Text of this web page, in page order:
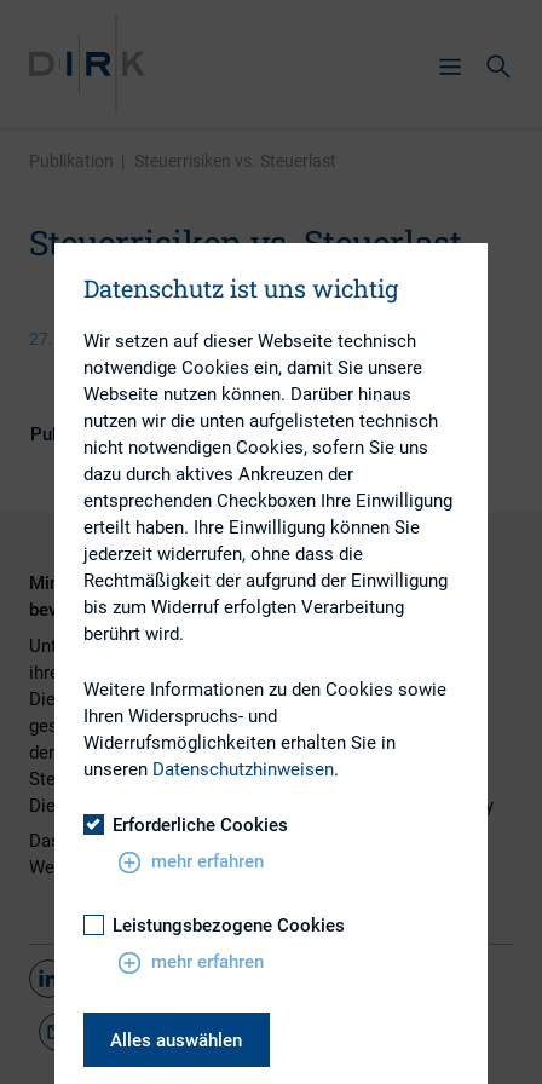
Publikation | Steuerrisiken vs. Steuerlast
Steuerrisiken vs. Steuerlast
27. Januar 2017
Publikationsform Externe Publikationen
Minimierung von Steuerrisiken gegenüber Steuerlast
bevorzugt
Unternehmen fokussieren sich mehr auf die Minimierung
ihrer Steuerrisiken anstelle ihre Steuerlast zu senken.
Dieses Vorgehen ergibt sich aus den strengeren
gesetzlichen Regelungen und dem härteren Vorgehen bei
der Püfung und Verfolgng von Verstößen bei der
Steuerplanung.
Dies zeigt eine aktuelle Untersuchung durch Allen & Overy
Das Ergebnis der Untersuchung finden Sie
Webseite von Allen & Overy.
Teilen
Datenschutz ist uns wichtig
Wir setzen auf dieser Webseite technisch
notwendige Cookies ein, damit Sie unsere
Webseite nutzen können. Darüber hinaus
nutzen wir die unten aufgelisteten technisch
nicht notwendigen Cookies, sofern Sie uns
dazu durch aktives Ankreuzen der
entsprechenden Checkboxen Ihre Einwilligung
erteilt haben. Ihre Einwilligung können Sie
jederzeit widerrufen, ohne dass die
Rechtmäßigkeit der aufgrund der Einwilligung
bis zum Widerruf erfolgten Verarbeitung
berührt wird.
Weitere Informationen zu den Cookies sowie
Ihren Widerspruchs- und
Widerrufsmöglichkeiten erhalten Sie in
unseren Datenschutzhinweisen.
Erforderliche Cookies
mehr erfahren
Leistungsbezogene Cookies
mehr erfahren
Alles auswählen